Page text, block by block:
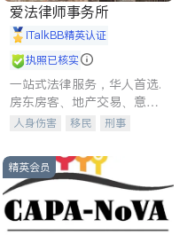
爱法律师事务所
iTalkBB精英认证
执照已核实
一站式法律服务，华人首选.
房东房客、地产交易、意外
伤害、车祸重伤、商业诉
建筑合同、刑事案件全包办
人身伤害 移民
刑事
信托/遗嘱
商业
索赔
律师-其它 保释
精英会员